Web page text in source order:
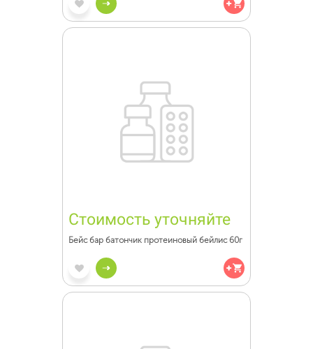
Стоимость уточняйте
Бейс бар батончик протеиновый бейлис 60г